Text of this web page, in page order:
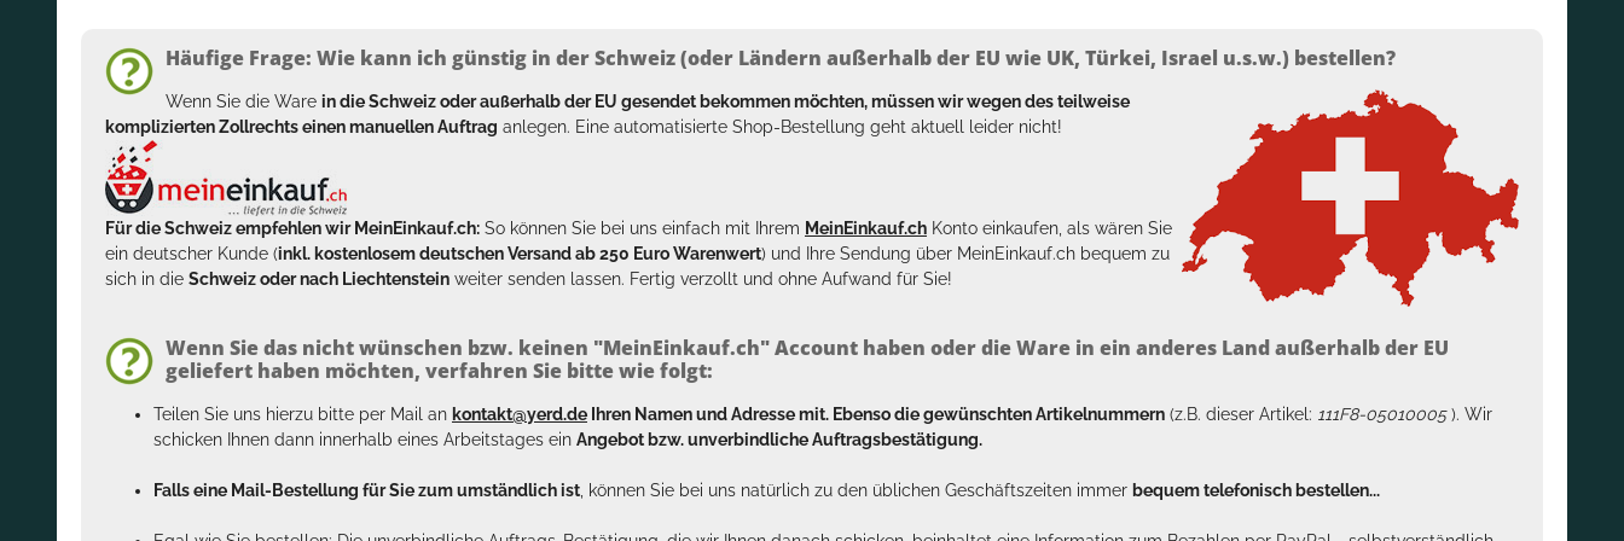
Häufige Frage: Wie kann ich günstig in der Schweiz (oder Ländern außerhalb der EU wie UK, Türkei, Israel u.s.w.) bestellen?
Wenn Sie die Ware in die Schweiz oder außerhalb der EU gesendet bekommen möchten, müssen wir wegen des teilweise
komplizierten Zollrechts einen manuellen Auftrag anlegen. Eine automatisierte Shop-Bestellung geht aktuell leider nicht!
Für die Schweiz empfehlen wir MeinEinkauf.ch: So können Sie bei uns einfach mit Ihrem MeinEinkauf.ch Konto einkaufen, als wären Sie
ein deutscher Kunde (inkl. kostenlosem deutschen Versand ab 250 Euro Warenwert) und Ihre Sendung über MeinEinkauf.ch bequem zu
sich in die Schweiz oder nach Liechtenstein weiter senden lassen. Fertig verzollt und ohne Aufwand für Sie!
Wenn Sie das nicht wünschen bzw. keinen "MeinEinkauf.ch" Account haben oder die Ware in ein anderes Land außerhalb der EU
geliefert haben möchten, verfahren Sie bitte wie folgt:
Teilen Sie uns hierzu bitte per Mail an kontakt@yerd.de Ihren Namen und Adresse mit. Ebenso die gewünschten Artikelnummern (z.B. dieser Artikel: 111F8-05010005). Wir
schicken Ihnen dann innerhalb eines Arbeitstages ein Angebot bzw. unverbindliche Auftragsbestätigung.
Falls eine Mail-Bestellung für Sie zum umständlich ist , können Sie bei uns natürlich zu den üblichen Geschäftszeiten immer bequem telefonisch bestellen...